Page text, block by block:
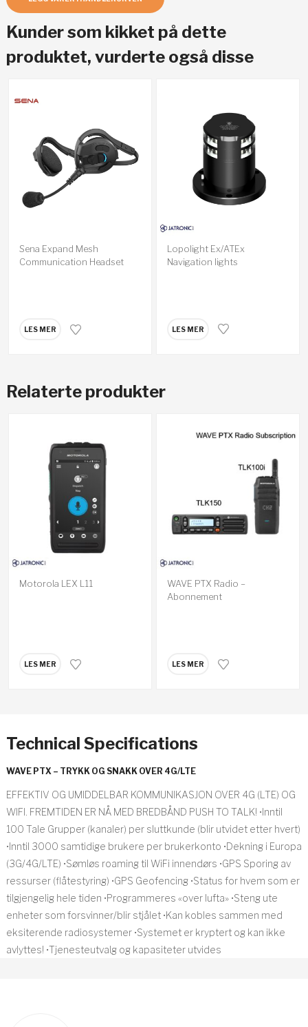
Kunder som kikket på dette
produktet, vurderte også disse
Sena Expand Mesh
Communication Headset
LES MER
Lopolight Ex/ATEx
Navigation lights
LES MER
Relaterte produkter
Motorola LEX L11
LES MER
WAVE PTX Radio –
Abonnement
LES MER
Technical Specifications
WAVE PTX – TRYKK OG SNAKK OVER 4G/LTE
EFFEKTIV OG UMIDDELBAR KOMMUNIKASJON OVER 4G (LTE) OG
WIFI. FREMTIDEN ER NÅ MED BREDBÅND PUSH TO TALK! •Inntil
100 Tale Grupper (kanaler) per sluttkunde (blir utvidet etter hvert)
•Inntil 3000 samtidige brukere per brukerkonto •Dekning i Europa
(3G/4G/LTE) •Sømløs roaming til WiFi innendørs •GPS Sporing av
ressurser (flåtestyring) •GPS Geofencing •Status for hvem som er
tilgjengelig hele tiden •Programmeres «over lufta» •Steng ute
enheter som forsvinner/blir stjålet •Kan kobles sammen med
eksiterende radiosystemer •Systemet er kryptert og kan ikke
avlyttes! •Tjenesteutvalg og kapasiteter utvides